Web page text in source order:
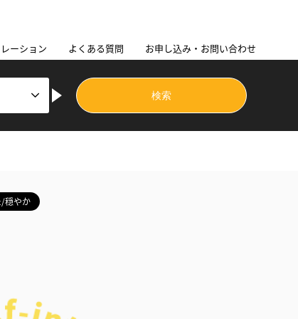
ーション よくある質問 お申し込み・お問い合わせ
穏やか